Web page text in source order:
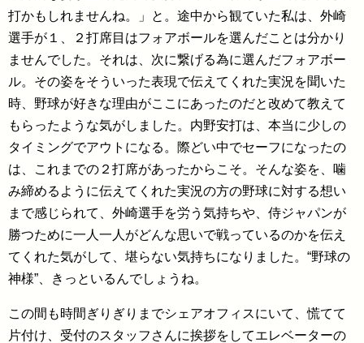
打かもしれませんね。」と。途中から観ていた私は、外崎
選手が１、２打席目はフォアボールを選んだことは分かり
ませんでした。それは、次に繋げる為に選んだフォアボー
ル。その姿をそういった表現で伝えてくれた実況を聞いた
時、野球が好きな理由がここにあったのだと改めて教えて
もらったような気がしました。内野安打は、本当に少しの
タイミングでアウトになる。際どい中でセーフになったの
は、これまでの２打席があったからこそ。そんな姿を、噛
み締めるように伝えてくれた実況の方の野球に対する想い
まで感じられて、外崎選手を労う気持ちや、侍ジャパンが
勝つために一人一人がどんな思いで戦っているのかを伝え
てくれた気がして、堪らない気持ちになりました。“野球の
神様”、きっといるんでしょうね。
この間も時間ぎりぎりまでシェアオフィスにいて、慌てて
片付け、受付のスタッフさんに挨拶をしてエレベーターの